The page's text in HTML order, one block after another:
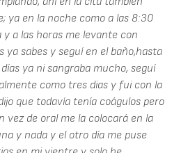
ya en la noche como a las 8:30
a las horas me levante con
ya sabes y seguí en el baño,hasta
ya ni sangraba mucho, seguí
como tres dias y fui con la
que todavía tenía coágulos pero
vez de oral me la colocará en la
y nada y el otro día me puse